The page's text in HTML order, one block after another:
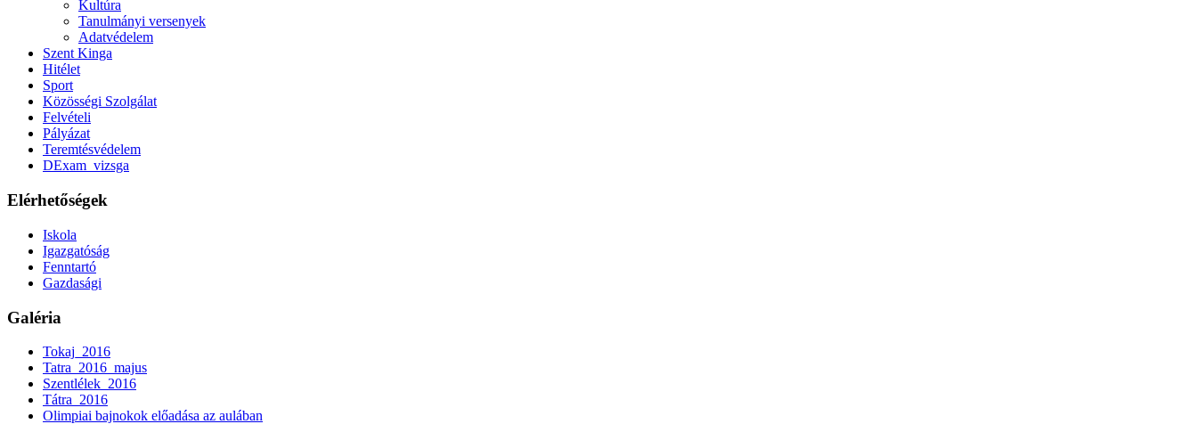
Kultúra
Tanulmányi versenyek
Adatvédelem
Szent Kinga
Hitélet
Sport
Közösségi Szolgálat
Felvételi
Pályázat
Teremtésvédelem
DExam_vizsga
Elérhetőségek
Iskola
Igazgatóság
Fenntartó
Gazdasági
Galéria
Tokaj_2016
Tatra_2016_majus
Szentlélek_2016
Tátra_2016
Olimpiai bajnokok előadása az aulában